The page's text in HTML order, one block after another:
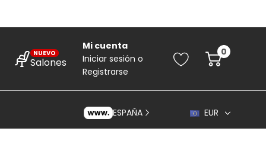
NUEVO
Salones
Mi cuenta
Iniciar sesión o
Registrarse
0
ESPAÑA EUR